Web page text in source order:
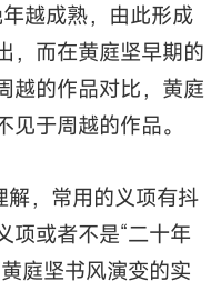
年越成熟，由此形成
，而在黄庭坚早期的
越的作品对比，黄庭
于周越的作品。
解，常用的义项有抖
项或者不是“二十年
庭坚书风演变的实